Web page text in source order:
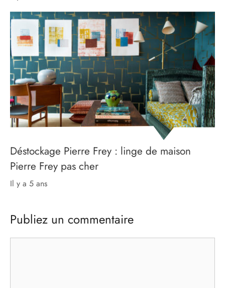
Déstockage Pierre Frey : linge de maison
Pierre Frey pas cher
il y a 5 ans
Publiez un commentaire